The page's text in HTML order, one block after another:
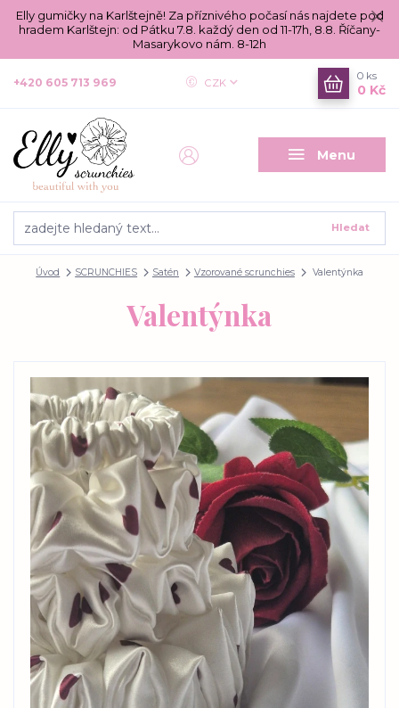
Elly gumičky na Karlštejně! Za příznivého počasí nás najdete pod
hradem Karlštejn: od Pátku 7.8. každý den od 11-17h, 8.8. Říčany-
Masarykovo nám. 8-12h
Menu
CZK
Hledat
+420 605 713 969
0 ks
0 Kč
Úvod SCRUNCHIES Satén Vzorované scrunchies Valentýnka
Valentýnka